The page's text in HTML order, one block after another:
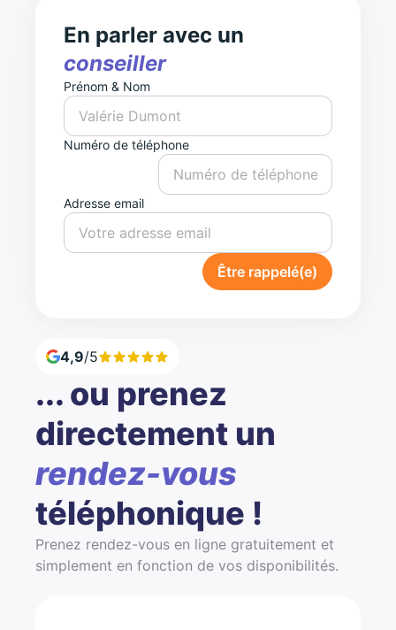
En parler avec un
conseiller
Prénom & Nom
Numéro de téléphone
Adresse email
Être rappelé(e)
4,9/5
... ou prenez
directement un
rendez-vous
téléphonique !
Prenez rendez-vous en ligne gratuitement et
simplement en fonction de vos disponibilités.